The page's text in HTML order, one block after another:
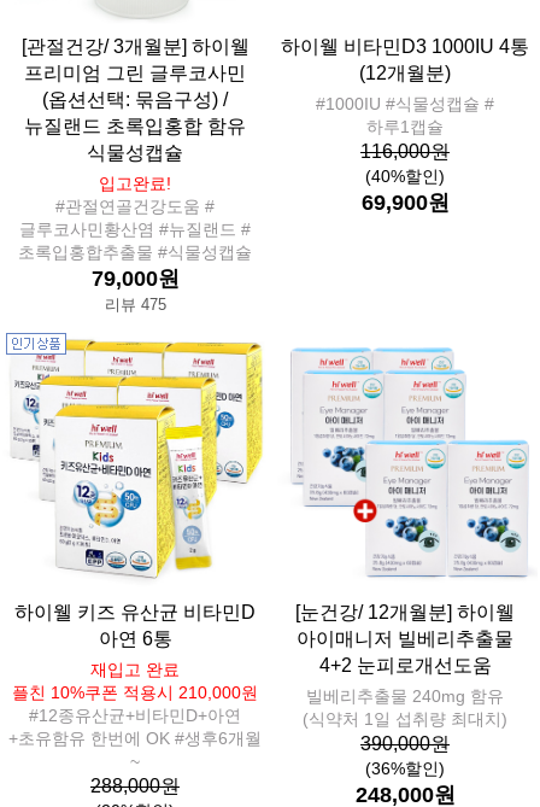
[관절건강/ 3개월분] 하이웰
프리미엄 그린 글루코사민
(옵션선택: 묶음구성) /
뉴질랜드 초록입홍합 함유
식물성캡슐
입고완료!
#관절연골건강도움 #
글루코사민황산염 #뉴질랜드 #
초록입홍합추출물 #식물성캡슐
79,000원
리뷰 475
하이웰 비타민D3 1000IU 4통
(12개월분)
#1000IU #식물성캡슐 #
하루1캡슐
116,000원
(40%할인)
69,900원
하이웰 키즈 유산균 비타민D
아연 6통
재입고 완료
플친 10%쿠폰 적용시 210,000원
#12종유산균+비타민D+아연
+초유함유 한번에 OK #생후6개월
~
288,000원
[눈건강/ 12개월분] 하이웰
아이매니저 빌베리추출물
4+2 눈피로개선도움
빌베리추출물 240mg 함유
(식약처 1일 섭취량 최대치)
390,000원
(36%할인)
248,000원